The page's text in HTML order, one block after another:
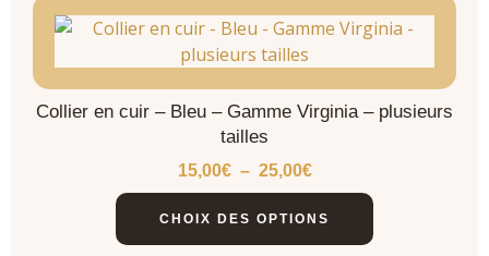
Collier en cuir – Bleu – Gamme Virginia – plusieurs
tailles
15,00€ – 25,00€
CHOIX DES OPTIONS